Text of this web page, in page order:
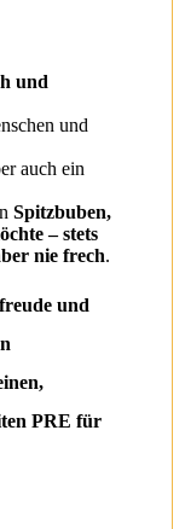
und
und
auch ein
Spitzbuben,
– stets
nie frech.
und
PRE für